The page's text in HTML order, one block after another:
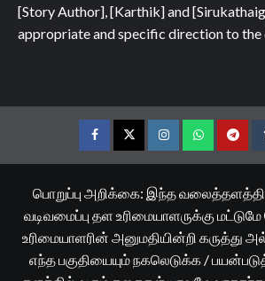
[Story Author], [Karthik] and
appropriate and specific direction to the
FacebookTwitterInstagramWhatsapp
பொறுப்பு அறிக்கை: இந்த
வடிவமைப்பு தள உரிமையாளருக்கு
உரிமையாளரின் அனுமதியின்றி கருத்து
எந்த பகுதியையும் நகலெடுக்க /